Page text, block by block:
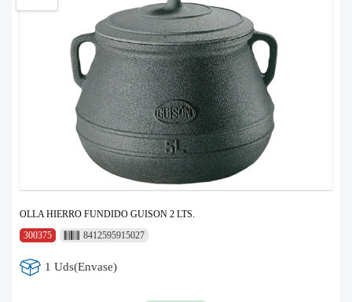
OLLA HIERRO FUNDIDO GUISON 2 LTS.
300375
8412595915027
1 Uds(Envase)